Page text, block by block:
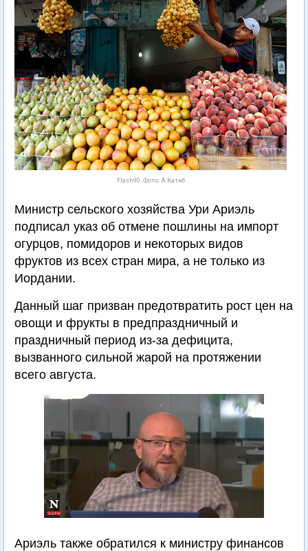
Flash90. Фото: А.Катиб
Министр сельского хозяйства Ури Ариэль
подписал указ об отмене пошлины на импорт
огурцов, помидоров и некоторых видов
фруктов из всех стран мира, а не только из
Иордании.
Данный шаг призван предотвратить рост цен на
овощи и фрукты в предпраздничный и
праздничный период из-за дефицита,
вызванного сильной жарой на протяжении
всего августа.
Ариэль также обратился к министру финансов